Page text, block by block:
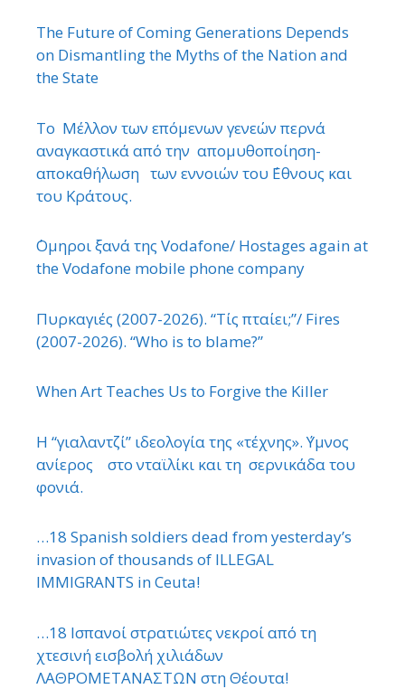
The Future of Coming Generations Depends
on Dismantling the Myths of the Nation and
the State
Το Μέλλον των επόμενων γενεών περνά
αναγκαστικά από την απομυθοποίηση-
αποκαθήλωση των εννοιών του ΄Εθνους και
του Κράτους.
΄Ομηροι ξανά της Vodafone/ Hostages again at
the Vodafone mobile phone company
Πυρκαγιές (2007-2026). “Τίς πταίει;”/ Fires
(2007-2026). “Who is to blame?”
When Art Teaches Us to Forgive the Killer
Η “γιαλαντζί” ιδεολογία της «τέχνης». ΄Υμνος
ανίερος στο νταϊλίκι και τη σερνικάδα του
φονιά.
…18 Spanish soldiers dead from yesterday’s
invasion of thousands of ILLEGAL
IMMIGRANTS in Ceuta!
…18 Ισπανοί στρατιώτες νεκροί από τη
χτεσινή εισβολή χιλιάδων
ΛΑΘΡΟΜΕΤΑΝΑΣΤΩΝ στη Θέουτα!